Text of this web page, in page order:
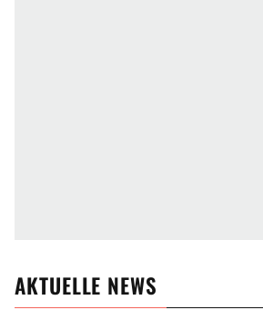
AKTUELLE NEWS